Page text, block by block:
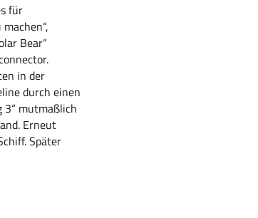
für
Bear“
in der
durch einen
3“ mutmaßlich
Erneut
Später